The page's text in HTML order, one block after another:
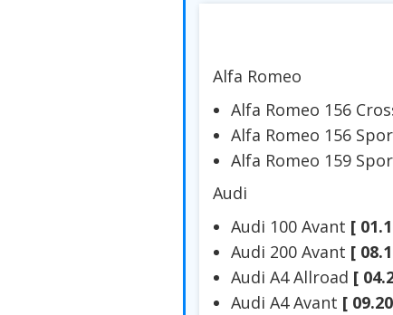
Alfa Romeo
Alfa Romeo 156
Alfa Romeo 156
Alfa Romeo 159
Audi
Audi 100 Avant [
Audi 200 Avant [
Audi A4 Allroad [
Audi A4 Avant [